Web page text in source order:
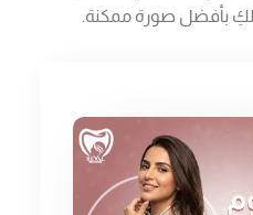
بأفضل صورة ممكنة.